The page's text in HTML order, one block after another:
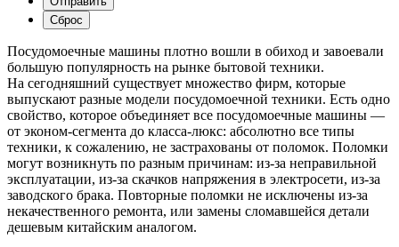
Посудомоечные машины плотно вошли в обиход и завоевали
большую популярность на рынке бытовой техники.
На сегодняшний существует множество фирм, которые
выпускают разные модели посудомоечной техники. Есть одно
свойство, которое объединяет все посудомоечные машины —
от эконом-сегмента до класса-люкс: абсолютно все типы
техники, к сожалению, не застрахованы от поломок. Поломки
могут возникнуть по разным причинам: из-за неправильной
эксплуатации, из-за скачков напряжения в электросети, из-за
заводского брака. Повторные поломки не исключены из-за
некачественного ремонта, или замены сломавшейся детали
дешевым китайским аналогом.